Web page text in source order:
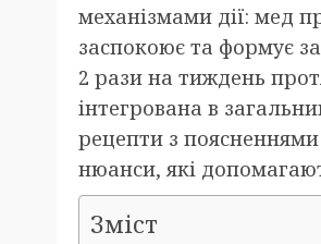
механізмами дії: мед
заспокоює та формує
2 рази на тиждень
інтегрована в
рецепти з поясненнями
нюанси, які
Зміст